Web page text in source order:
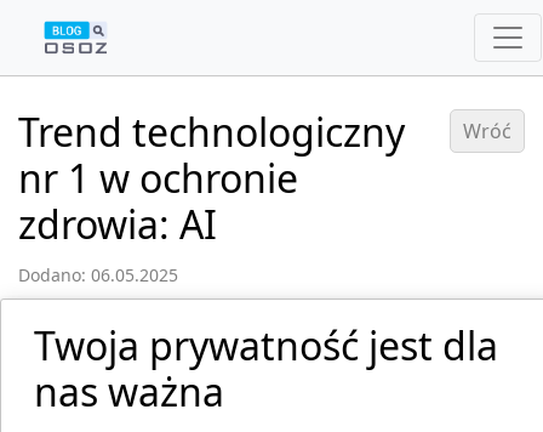
Trend technologiczny
nr 1 w ochronie
zdrowia: AI
Dodano: 06.05.2025
Wróć
Twoja prywatność jest dla
nas ważna